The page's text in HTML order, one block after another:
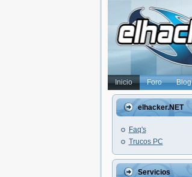
Inicio Foro Blog
elhacker.NET
Faq's
Trucos PC
Servicios